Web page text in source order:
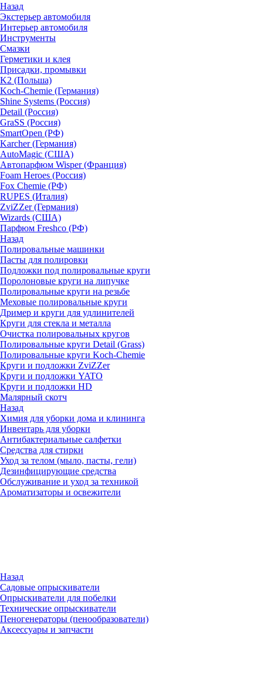
Назад
Экстерьер автомобиля
Интерьер автомобиля
Инструменты
Смазки
Герметики и клея
Присадки, промывки
K2 (Польша)
Koch-Chemie (Германия)
Shine Systems (Россия)
Detail (Россия)
GraSS (Россия)
SmartOpen (РФ)
Karcher (Германия)
AutoMagic (США)
Автопарфюм Wisper (Франция)
Foam Heroes (Россия)
Fox Chemie (РФ)
RUPES (Италия)
ZviZZer (Германия)
Wizards (США)
Парфюм Freshco (РФ)
Назад
Полировальные машинки
Пасты для полировки
Подложки под полировальные круги
Поролоновые круги на липучке
Полировальные круги на резьбе
Меховые полировальные круги
Дример и круги для удлинителей
Круги для стекла и металла
Очистка полировальных кругов
Полировальные круги Detail (Grass)
Полировальные круги Koch-Chemie
Круги и подложки ZviZZer
Круги и подложки YATO
Круги и подложки HD
Малярный скотч
Назад
Химия для уборки дома и клининга
Инвентарь для уборки
Антибактериальные салфетки
Средства для стирки
Уход за телом (мыло, пасты, гели)
Дезинфицирующие средства
Обслуживание и уход за техникой
Ароматизаторы и освежители
Назад
Садовые опрыскиватели
Опрыскиватели для побелки
Технические опрыскиватели
Пеногенераторы (пенообразователи)
Аксессуары и запчасти